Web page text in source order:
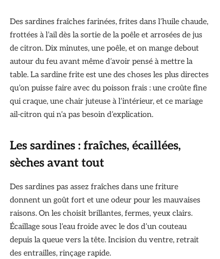
Des sardines fraîches farinées, frites dans l’huile chaude,
frottées à l’ail dès la sortie de la poêle et arrosées de jus
de citron. Dix minutes, une poêle, et on mange debout
autour du feu avant même d’avoir pensé à mettre la
table. La sardine frite est une des choses les plus directes
qu’on puisse faire avec du poisson frais : une croûte fine
qui craque, une chair juteuse à l’intérieur, et ce mariage
ail-citron qui n’a pas besoin d’explication.
Les sardines : fraîches, écaillées,
sèches avant tout
Des sardines pas assez fraîches dans une friture
donnent un goût fort et une odeur pour les mauvaises
raisons. On les choisit brillantes, fermes, yeux clairs.
Écaillage sous l’eau froide avec le dos d’un couteau
depuis la queue vers la tête. Incision du ventre, retrait
des entrailles, rinçage rapide.